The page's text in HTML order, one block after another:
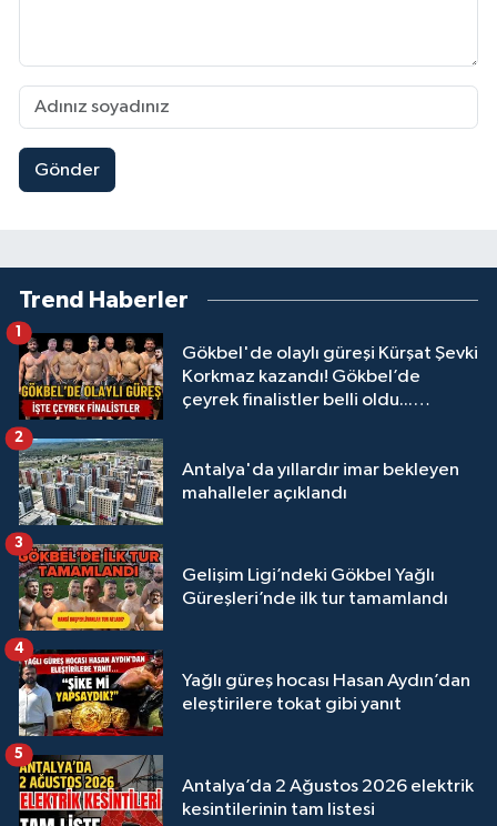
Gönder
Trend Haberler
Gökbel'de olaylı güreşi Kürşat Şevki
Korkmaz kazandı! Gökbel’de
çeyrek finalistler belli oldu...
1
Antalya'da yıllardır imar bekleyen
mahalleler açıklandı
2
Gelişim Ligi’ndeki Gökbel Yağlı
Güreşleri’nde ilk tur tamamlandı
3
Yağlı güreş hocası Hasan Aydın’dan
eleştirilere tokat gibi yanıt
4
Antalya’da 2 Ağustos 2026 elektrik
kesintilerinin tam listesi
5